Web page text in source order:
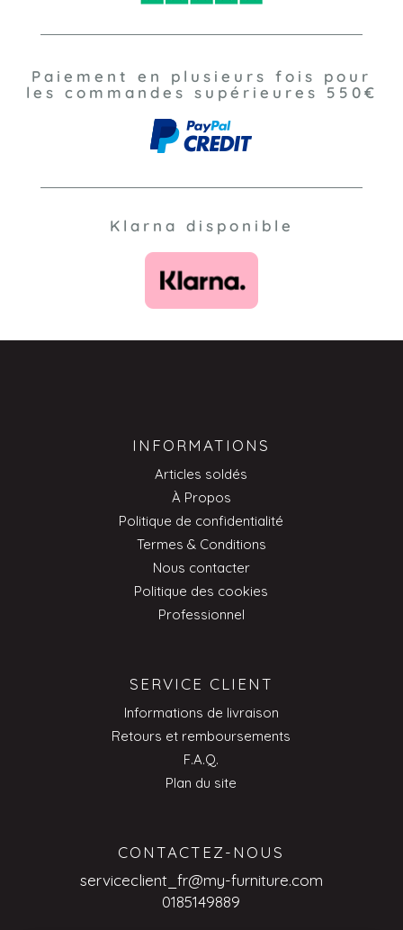
Paiement en plusieurs fois pour
les commandes supérieures 550€
Klarna disponible
INFORMATIONS
Articles soldés
À Propos
Politique de confidentialité
Termes & Conditions
Nous contacter
Politique des cookies
Professionnel
SERVICE CLIENT
Informations de livraison
Retours et remboursements
F.A.Q.
Plan du site
CONTACTEZ-NOUS
serviceclient_fr@my-furniture.com
0185149889